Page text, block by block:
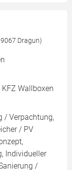
Dragun)
KFZ Wallboxen
/ Verpachtung,
/ PV
Individueller
/